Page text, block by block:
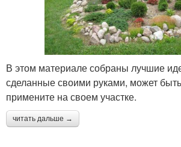
В этом материале собраны лучшие
сделанные своими руками, может
примените на своем участке.
читать дальше →